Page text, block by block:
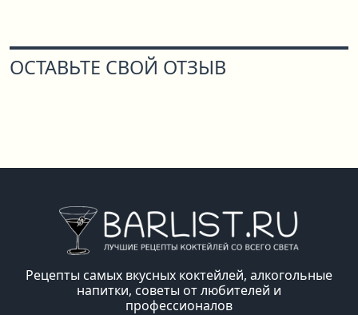
ОСТАВЬТЕ СВОЙ ОТЗЫВ
Рецепты самых вкусных коктейлей, алкогольные
напитки, советы от любителей и
профессионалов